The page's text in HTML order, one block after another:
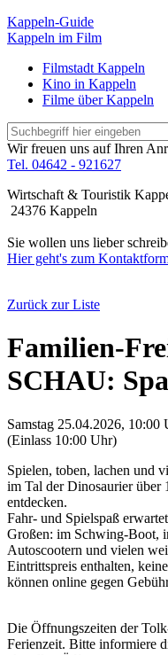
Kappeln-Guide
Kappeln im Film
Filmstadt Kappeln
Kino in Kappeln
Filme über Kappeln
Wir freuen uns auf Ihren
Tel. 04642 - 921627
Wirtschaft & Touristik
24376 Kappeln
Sie wollen uns lieber
Hier geht's zum
Zurück zur Liste
Familien-
SCHAU:
Samstag 25.04.2026,
(Einlass 10:00 Uhr)
Spielen, toben, lachen und
im Tal der Dinosaurier über
entdecken.
Fahr- und Spielspaß
Großen: im Schwing-Boot,
Autoscootern und vielen
Eintrittspreis enthalten,
können online gegen
Die Öffnungszeiten der
Ferienzeit. Bitte informiere